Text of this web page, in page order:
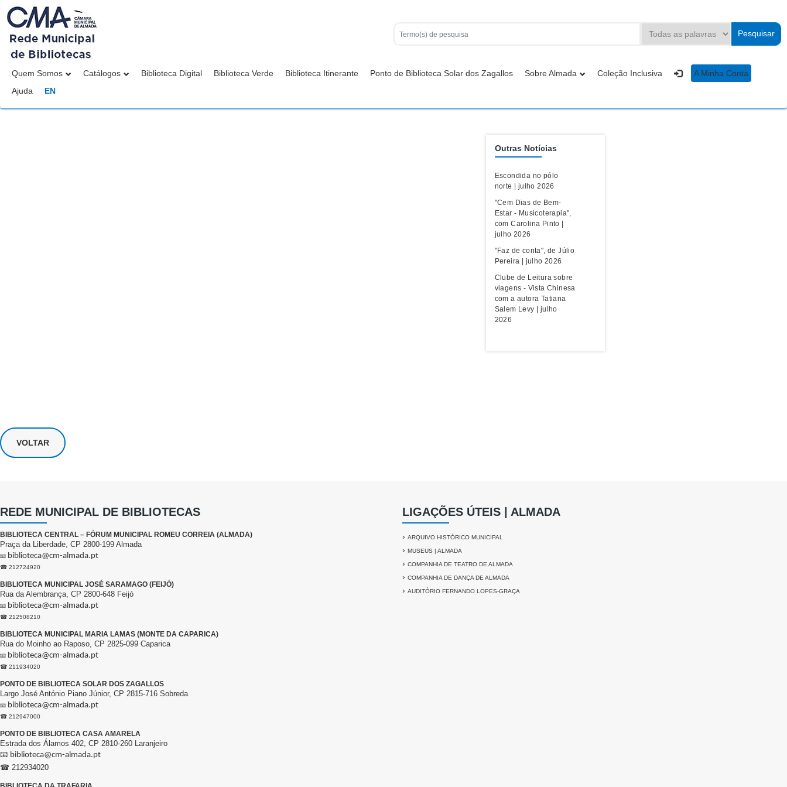
Quem Somos Catálogos Biblioteca Digital Biblioteca Verde Biblioteca Itinerante Ponto de Biblioteca Solar dos Zagallos Sobre Almada Coleção Inclusiva
A Minha Conta
Ajuda
EN
Outras Notícias
Escondida no pólo
norte | julho 2026
"Cem Dias de Bem-
Estar - Musicoterapia",
com Carolina Pinto |
julho 2026
"Faz de conta", de Júlio
Pereira | julho 2026
Clube de Leitura sobre
viagens - Vista Chinesa
com a autora Tatiana
Salem Levy | julho
2026
VOLTAR
REDE MUNICIPAL DE BIBLIOTECAS
BIBLIOTECA CENTRAL – FÓRUM MUNICIPAL ROMEU CORREIA (ALMADA)
Praça da Liberdade, CP 2800-199 Almada
📧 biblioteca@cm-almada.pt
☎ 212724920
BIBLIOTECA MUNICIPAL JOSÉ SARAMAGO (FEIJÓ)
Rua da Alembrança, CP 2800-648 Feijó
📧 biblioteca@cm-almada.pt
☎ 212508210
BIBLIOTECA MUNICIPAL MARIA LAMAS (MONTE DA CAPARICA)
Rua do Moinho ao Raposo, CP 2825-099 Caparica
📧 biblioteca@cm-almada.pt
☎ 211934020
PONTO DE BIBLIOTECA SOLAR DOS ZAGALLOS
Largo José António Piano Júnior, CP 2815-716 Sobreda
📧 biblioteca@cm-almada.pt
☎ 212947000
PONTO DE BIBLIOTECA CASA AMARELA
Estrada dos Álamos 402, CP 2810-260 Laranjeiro
📧 biblioteca@cm-almada.pt
☎ 212934020
LIGAÇÕES ÚTEIS | ALMADA
› ARQUIVO HISTÓRICO MUNICIPAL
› MUSEUS | ALMADA
› COMPANHIA DE TEATRO DE ALMADA
› COMPANHIA DE DANÇA DE ALMADA
› AUDITÓRIO FERNANDO LOPES-GRAÇA